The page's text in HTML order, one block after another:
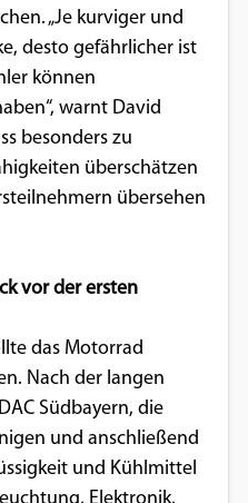
„Je kurviger und
desto gefährlicher ist
können
warnt David
besonders zu
überschätzen
übersehen
vor der ersten
das Motorrad
Nach der langen
Südbayern, die
und anschließend
und Kühlmittel